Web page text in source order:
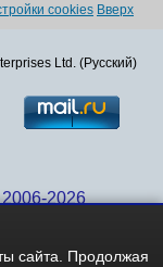
cookies Вверх
Ltd. (Русский)
2026
сайта. Продолжая